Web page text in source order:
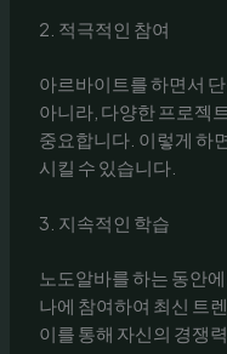
2. 적극적인 참여
아르바이트를 하면서
아니라, 다양한 프로젝
중요합니다. 이렇게 하
시킬 수 있습니다.
3. 지속적인 학습
노도알바를 하는 동안
나에 참여하여 최신 트
이를 통해 자신의 경쟁